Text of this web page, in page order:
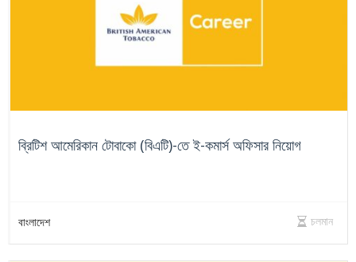
ব্রিটিশ আমেরিকান টোবাকো (বিএটি)-তে ই-কমার্স অফিসার নিয়োগ
বাংলাদেশ চলমান